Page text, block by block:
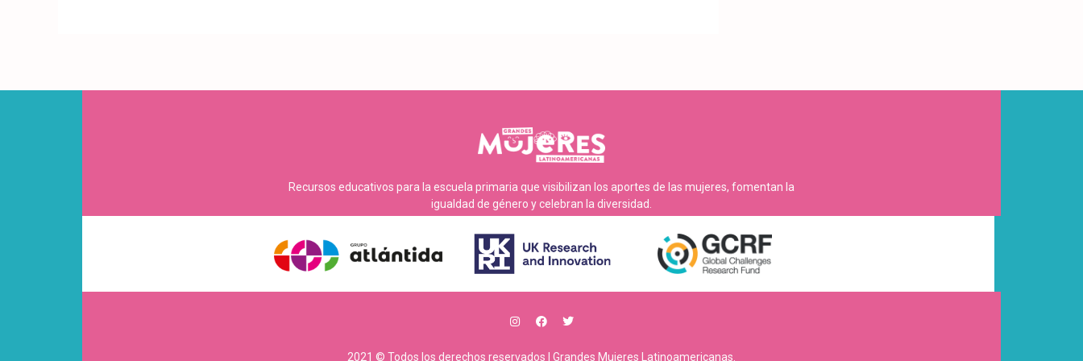
Recursos educativos para la escuela primaria que visibilizan los aportes de las mujeres, fomentan la
igualdad de género y celebran la diversidad.
2021 © Todos los derechos reservados | Grandes Mujeres Latinoamericanas.